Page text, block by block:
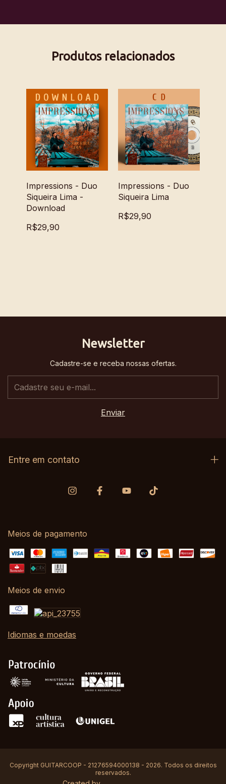
Produtos relacionados
Impressions - Duo
Siqueira Lima -
Download
R$29,90
Impressions - Duo
Siqueira Lima
R$29,90
Newsletter
Cadastre-se e receba nossas ofertas.
Entre em contato
Meios de pagamento
Meios de envio
Idiomas e moedas
Copyright GUITARCOOP - 21276594000138 - 2026. Todos os direitos
reservados.